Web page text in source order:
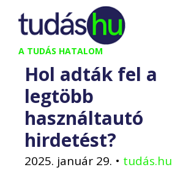
Kilépés
tartalomba
A TUDÁS HATALOM
Hol adták fel a
legtöbb
használtautó
hirdetést?
2025. január 29. • tudás.hu